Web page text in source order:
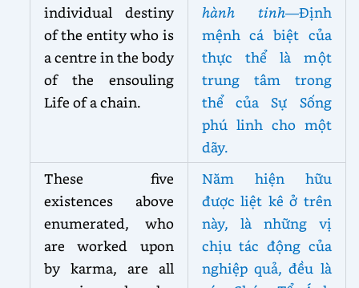
individual destiny
of the entity who is
a centre in the body
of the ensouling
Life of a chain.
hành tinh—Định
mệnh cá biệt của
thực thể là một
trung tâm trong
thể của Sự Sống
phú linh cho một
dãy.
These five
existences above
enumerated, who
are worked upon
by karma, are all
Năm hiện hữu
được liệt kê ở trên
này, là những vị
chịu tác động của
nghiệp quả, đều là